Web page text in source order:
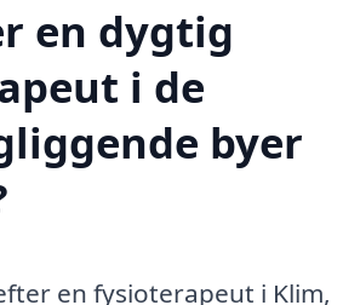
en dygtig
i de
byer
en fysioterapeut i Klim,